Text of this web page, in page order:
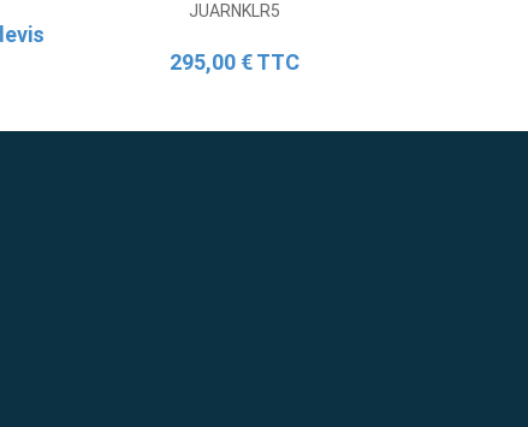
JUARNKLR5
295,00 € TTC